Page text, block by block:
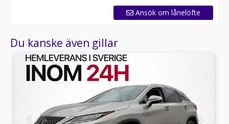
Välkomna!
Utrustning/Tillbehör:
Parkeringssensorer fram,Parkeringssensorer bak,LED
strålkastare,Elektrisk bagagelucka,Keyless
Entry,Keyless start,Head Up
Display,Läderratt,Multifunktionsratt,Rattvärme,Adaptiv
Ansök om lånelöfte
Du kanske även gillar